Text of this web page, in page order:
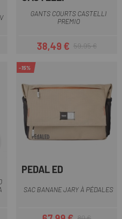
GANTS COURTS CASTELLI
PREMIO
Prix
38,49 €Prix habituel
59,95 €
-15%
PEDAL ED
SAC BANANE JARY À PÉDALES